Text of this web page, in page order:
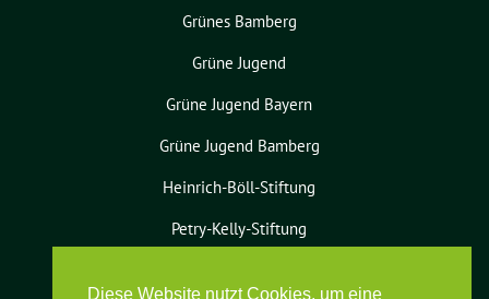
Grünes Bamberg
Grüne Jugend
Grüne Jugend Bayern
Grüne Jugend Bamberg
Heinrich-Böll-Stiftung
Petry-Kelly-Stiftung
Diese Website nutzt Cookies, um eine